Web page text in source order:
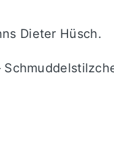
Dieter Hüsch.